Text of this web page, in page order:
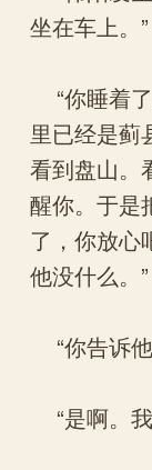
坐在车上。”
“你睡着
里已经是蓟
看到盘山。
醒你。于是
了，你放心
他没什么。”
“你告诉
“是啊。